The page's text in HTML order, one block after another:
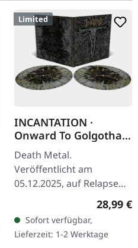
Preis:
Limited
INCANTATION ·
Onward To Golgotha
Live | SPLATTER 2LP
Death Metal.
Veröffentlicht am
05.12.2025, auf Relapse
Records. Doppel-Vinyl mit
Custom Merge-Effekt und
Splattern im Gatefold-
Cover. Limitierte…
28,99 €
Sofort verfügbar,
Lieferzeit: 1-2 Werktage